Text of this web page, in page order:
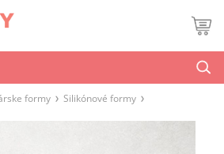
formy Silikónové formy